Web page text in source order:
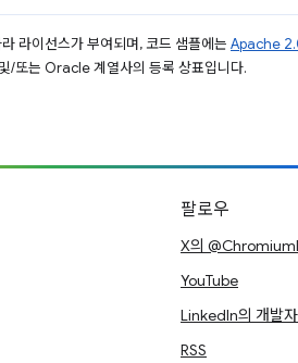
라이선스가 부여되며, 코드 샘플에는 Apache
/또는 Oracle 계열사의 등록 상표입니다.
팔로우
X의
YouTube
LinkedIn의 개발
RSS